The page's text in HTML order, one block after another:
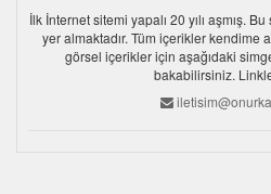
İlk İnternet sitemi yapalı 20 yılı aşmış.
yer almaktadır. Tüm içerikler kendime
görsel içerikler için aşağıdaki
bakabilirsiniz.